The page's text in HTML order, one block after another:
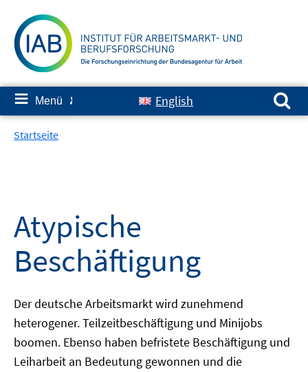
zum
Inhalt
≡ Menü ✘ English
Suchen nach:
Startseite
Atypische
Beschäftigung
Der deutsche Arbeitsmarkt wird zunehmend
heterogener. Teilzeitbeschäftigung und Minijobs
boomen. Ebenso haben befristete Beschäftigung und
Leiharbeit an Bedeutung gewonnen und die